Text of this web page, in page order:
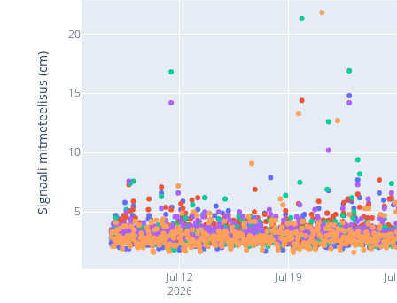
Jul 12
2026
Jul 19
5
10
15
20
Signaali mitmeteelisus (cm)